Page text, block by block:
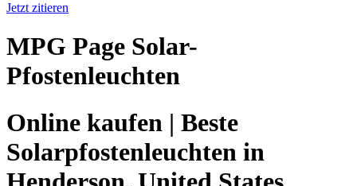
Jetzt zitieren
MPG Page Solar-
Pfostenleuchten
Online kaufen | Beste
Solarpfostenleuchten in